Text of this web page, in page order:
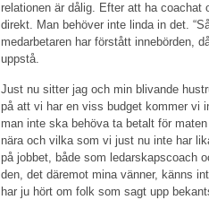
relationen är dålig. Efter att ha
direkt. Man behöver inte linda in det.
medarbetaren har förstått innebörden,
uppstå.
Just nu sitter jag och min blivande
på att vi har en viss budget kommer vi
man inte ska behöva ta betalt för
nära och vilka som vi just nu inte har
på jobbet, både som ledarskapscoach
den, det däremot mina vänner, känns
har ju hört om folk som sagt upp